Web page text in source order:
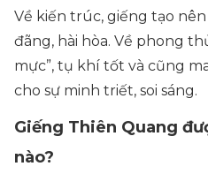
Về kiến trúc, giếng tạo
đãng, hài hòa. Về phong
mực”, tụ khí tốt và cũng
cho sự minh triết, soi sáng.
Giếng Thiên Quang
nào?